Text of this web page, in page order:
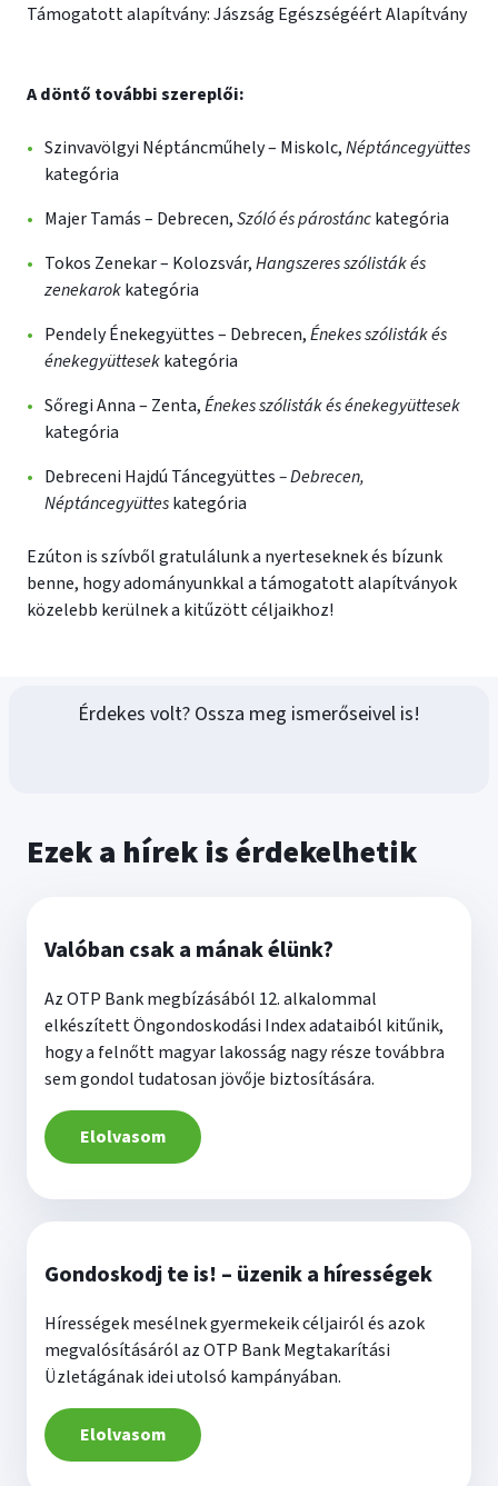
Támogatott alapítvány: Jászság Egészségéért Alapítvány
A döntő további szereplői:
Szinvavölgyi Néptáncműhely – Miskolc,Néptáncegyüttes
kategória
Majer Tamás – Debrecen,Szóló és párostánckategória
Tokos Zenekar – Kolozsvár,Hangszeres szólisták és
zenekarokkategória
Pendely Énekegyüttes – Debrecen,Énekes szólisták és
énekegyüttesekkategória
Sőregi Anna – Zenta,Énekes szólisták és énekegyüttesek
kategória
Debreceni Hajdú Táncegyüttes– Debrecen,
Néptáncegyütteskategória
Ezúton is szívből gratulálunk a nyerteseknek és bízunk
benne, hogy adományunkkal a támogatott alapítványok
közelebb kerülnek a kitűzött céljaikhoz!
Érdekes volt? Ossza meg ismerőseivel is!
Ezek a hírek is érdekelhetik
Valóban csak a mának élünk?
Az OTP Bank megbízásából 12. alkalommal
elkészített Öngondoskodási Index adataiból kitűnik,
hogy a felnőtt magyar lakosság nagy része továbbra
sem gondol tudatosan jövője biztosítására.
Elolvasom
Gondoskodj te is! – üzenik a hírességek
Hírességek mesélnek gyermekeik céljairól és azok
megvalósításáról az OTP Bank Megtakarítási
Üzletágának idei utolsó kampányában.
Elolvasom